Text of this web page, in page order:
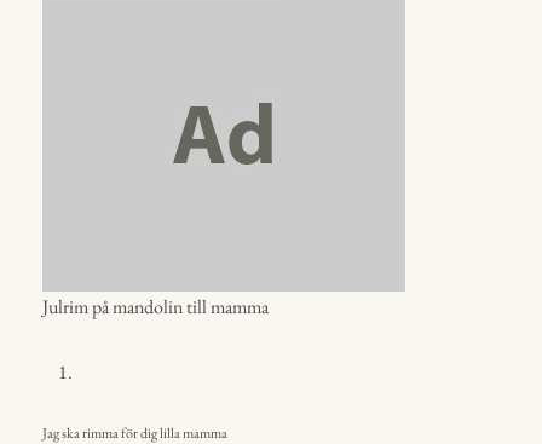
Julrim på mandolin till mamma
Jag ska rimma för dig lilla mamma